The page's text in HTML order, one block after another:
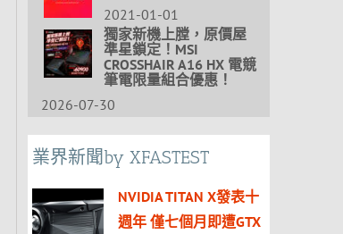
2021-01-01
獨家新機上膛，原價屋
準星鎖定！MSI
CROSSHAIR A16 HX 電競
筆電限量組合優惠！
2026-07-30
業界新聞by XFASTEST
NVIDIA TITAN X發表十
週年 僅七個月即遭GTX